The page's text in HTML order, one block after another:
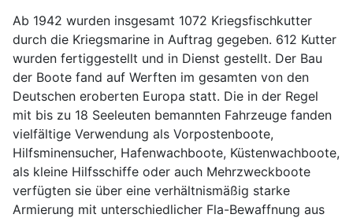
Ab 1942 wurden insgesamt 1072 Kriegsfischkutter
durch die Kriegsmarine in Auftrag gegeben. 612 Kutter
wurden fertiggestellt und in Dienst gestellt. Der Bau
der Boote fand auf Werften im gesamten von den
Deutschen eroberten Europa statt. Die in der Regel
mit bis zu 18 Seeleuten bemannten Fahrzeuge fanden
vielfältige Verwendung als Vorpostenboote,
Hilfsminensucher, Hafenwachboote, Küstenwachboote,
als kleine Hilfsschiffe oder auch Mehrzweckboote
verfügten sie über eine verhältnismäßig starke
Armierung mit unterschiedlicher Fla-Bewaffnung aus